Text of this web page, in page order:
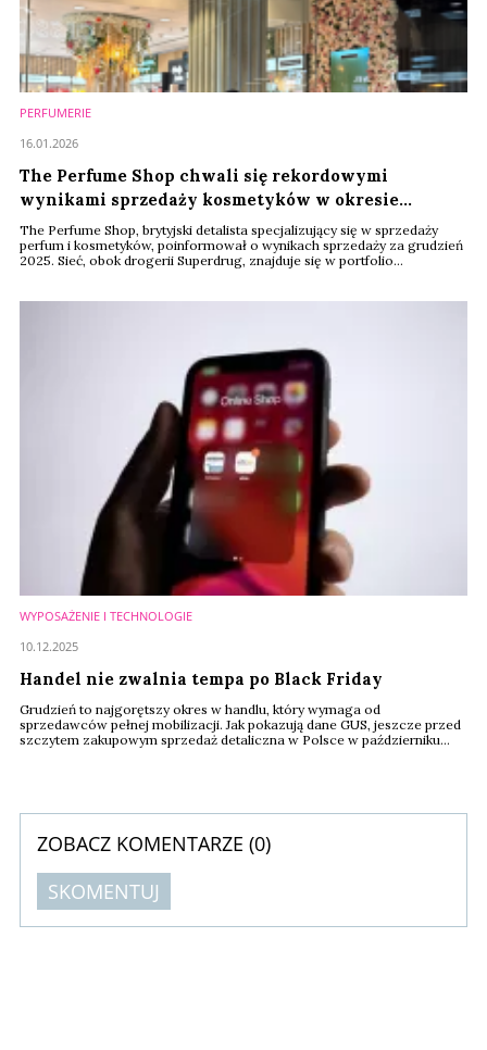
PERFUMERIE
The Perfume Shop chwali się rekordowymi
wynikami sprzedaży kosmetyków w okresie
świątecznym
The Perfume Shop, brytyjski detalista specjalizujący się w sprzedaży
perfum i kosmetyków, poinformował o wynikach sprzedaży za grudzień
2025. Sieć, obok drogerii Superdrug, znajduje się w portfolio
personalizację zakupionych prezentów.
16.01.2026
WYPOSAŻENIE I TECHNOLOGIE
Handel nie zwalnia tempa po Black Friday
Grudzień to najgorętszy okres w handlu, który wymaga od
sprzedawców pełnej mobilizacji. Jak pokazują dane GUS, jeszcze przed
szczytem zakupowym sprzedaż detaliczna w Polsce w październiku
10.12.2025
ZOBACZ KOMENTARZE (0)
SKOMENTUJ